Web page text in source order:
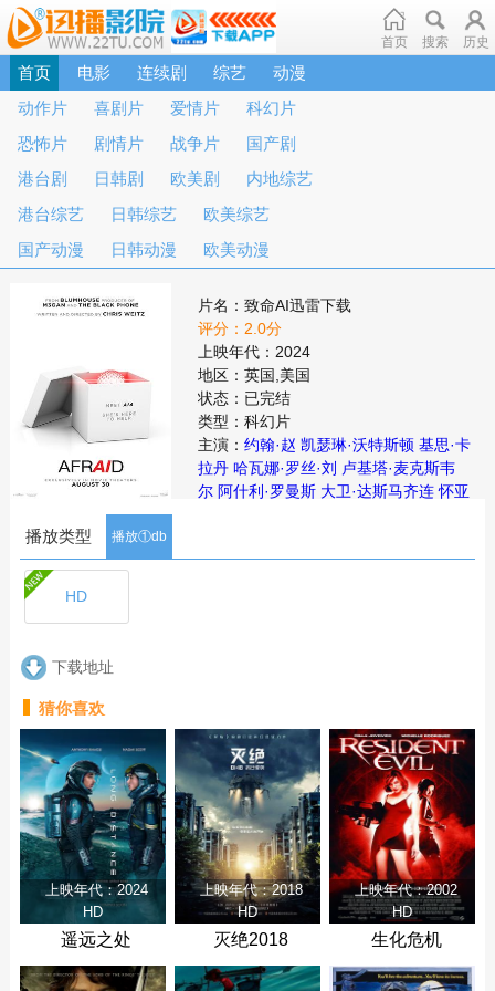
首页 搜索 历史
首页 电影 连续剧 综艺
动漫
动作片
喜剧片 爱情片
科幻片
恐怖片
剧情片 战争片
国产剧
港台剧
日韩剧 欧美剧
内地综艺
港台综艺
日韩综艺
欧美综艺
国产动漫
日韩动漫 欧美动漫
片名：致命AI迅雷下载
评分：2.0分
上映年代：2024
地区：英国,美国
状态：已完结
类型：科幻片
主演： 约翰·赵 凯瑟琳·沃特斯顿 基思·卡
拉丹 哈瓦娜·罗丝·刘 卢基塔·麦克斯韦
尔 阿什利·罗曼斯 大卫·达斯马齐连 怀亚
特 梅森·谢伊·乔伊斯 勒扎·德罗什 塔迪·
家人。包括杀人，以及……
剧集 简介 评论
播放类型 播放①db
HD
下载地址
猜你喜欢
上映年代：2024
HD
遥远之处
上映年代：2018
HD
灭绝2018
上映年代：2002
HD
生化危机